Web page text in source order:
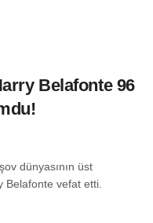
Belafonte 96
dünyasının üst
Belafonte vefat etti.